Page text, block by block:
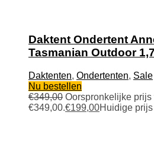
Daktent Ondertent
Tasmanian Outdoor
Daktenten, Ondertenten, Sale
Nu bestellen
€349,00 Oorspronkelijke prijs
€349,00.€199,00Huidige